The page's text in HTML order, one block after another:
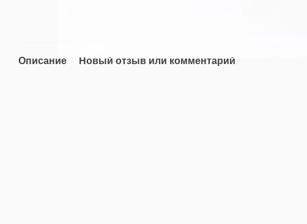
Описание Новый отзыв или комментарий